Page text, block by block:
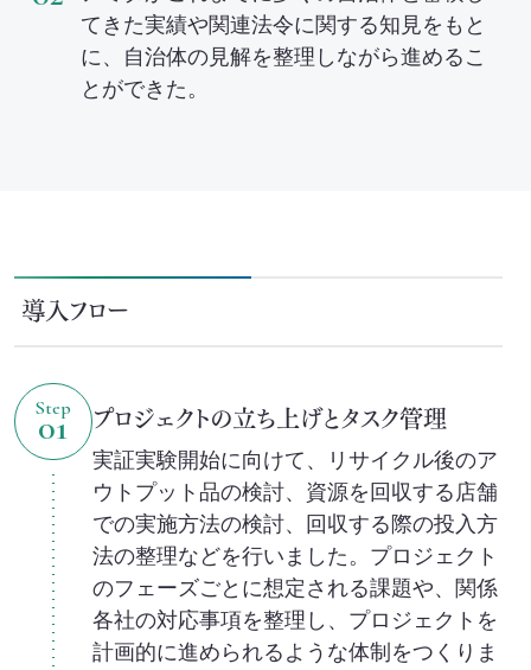
てきた実績や関連法令に関する知見をもと
に、自治体の見解を整理しながら進めるこ
とができた。
導入フロー
Step
01 プロジェクトの立ち上げとタスク管理
実証実験開始に向けて、リサイクル後のア
ウトプット品の検討、資源を回収する店舗
での実施方法の検討、回収する際の投入方
法の整理などを行いました。プロジェクト
のフェーズごとに想定される課題や、関係
各社の対応事項を整理し、プロジェクトを
計画的に進められるような体制をつくりま